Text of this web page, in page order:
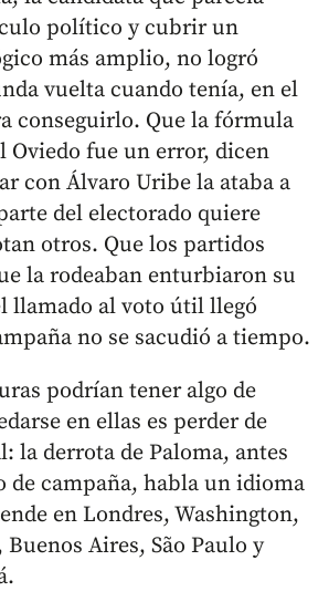
político y cubrir un
más amplio, no logró
vuelta cuando tenía, en el
conseguirlo. Que la fórmula
Oviedo fue un error, dicen
con Álvaro Uribe la ataba a
del electorado quiere
otros. Que los partidos
la rodeaban enturbiaron su
llamado al voto útil llegó
no se sacudió a tiempo.
podrían tener algo de
en ellas es perder de
la derrota de Paloma, antes
de campaña, habla un idioma
en Londres, Washington,
Buenos Aires, São Paulo y